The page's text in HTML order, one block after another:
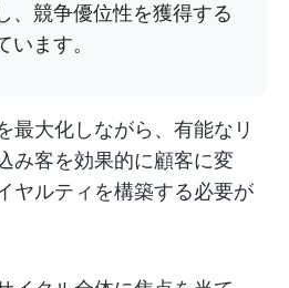
、競争優位性を獲得する
います。
最大化しながら、有能なリ
み客を効果的に顧客に変
ヤルティを構築する必要が